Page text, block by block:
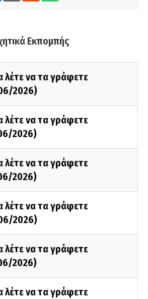
Εκπομπής
λέτε να τα γράφετε
2026)
λέτε να τα γράφετε
2026)
λέτε να τα γράφετε
2026)
λέτε να τα γράφετε
2026)
λέτε να τα γράφετε
2026)
λέτε να τα γράφετε